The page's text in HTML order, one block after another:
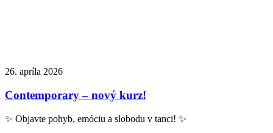
26. apríla 2026
Contemporary – nový kurz!
✨ Objavte pohyb, emóciu a slobodu v tanci! ✨